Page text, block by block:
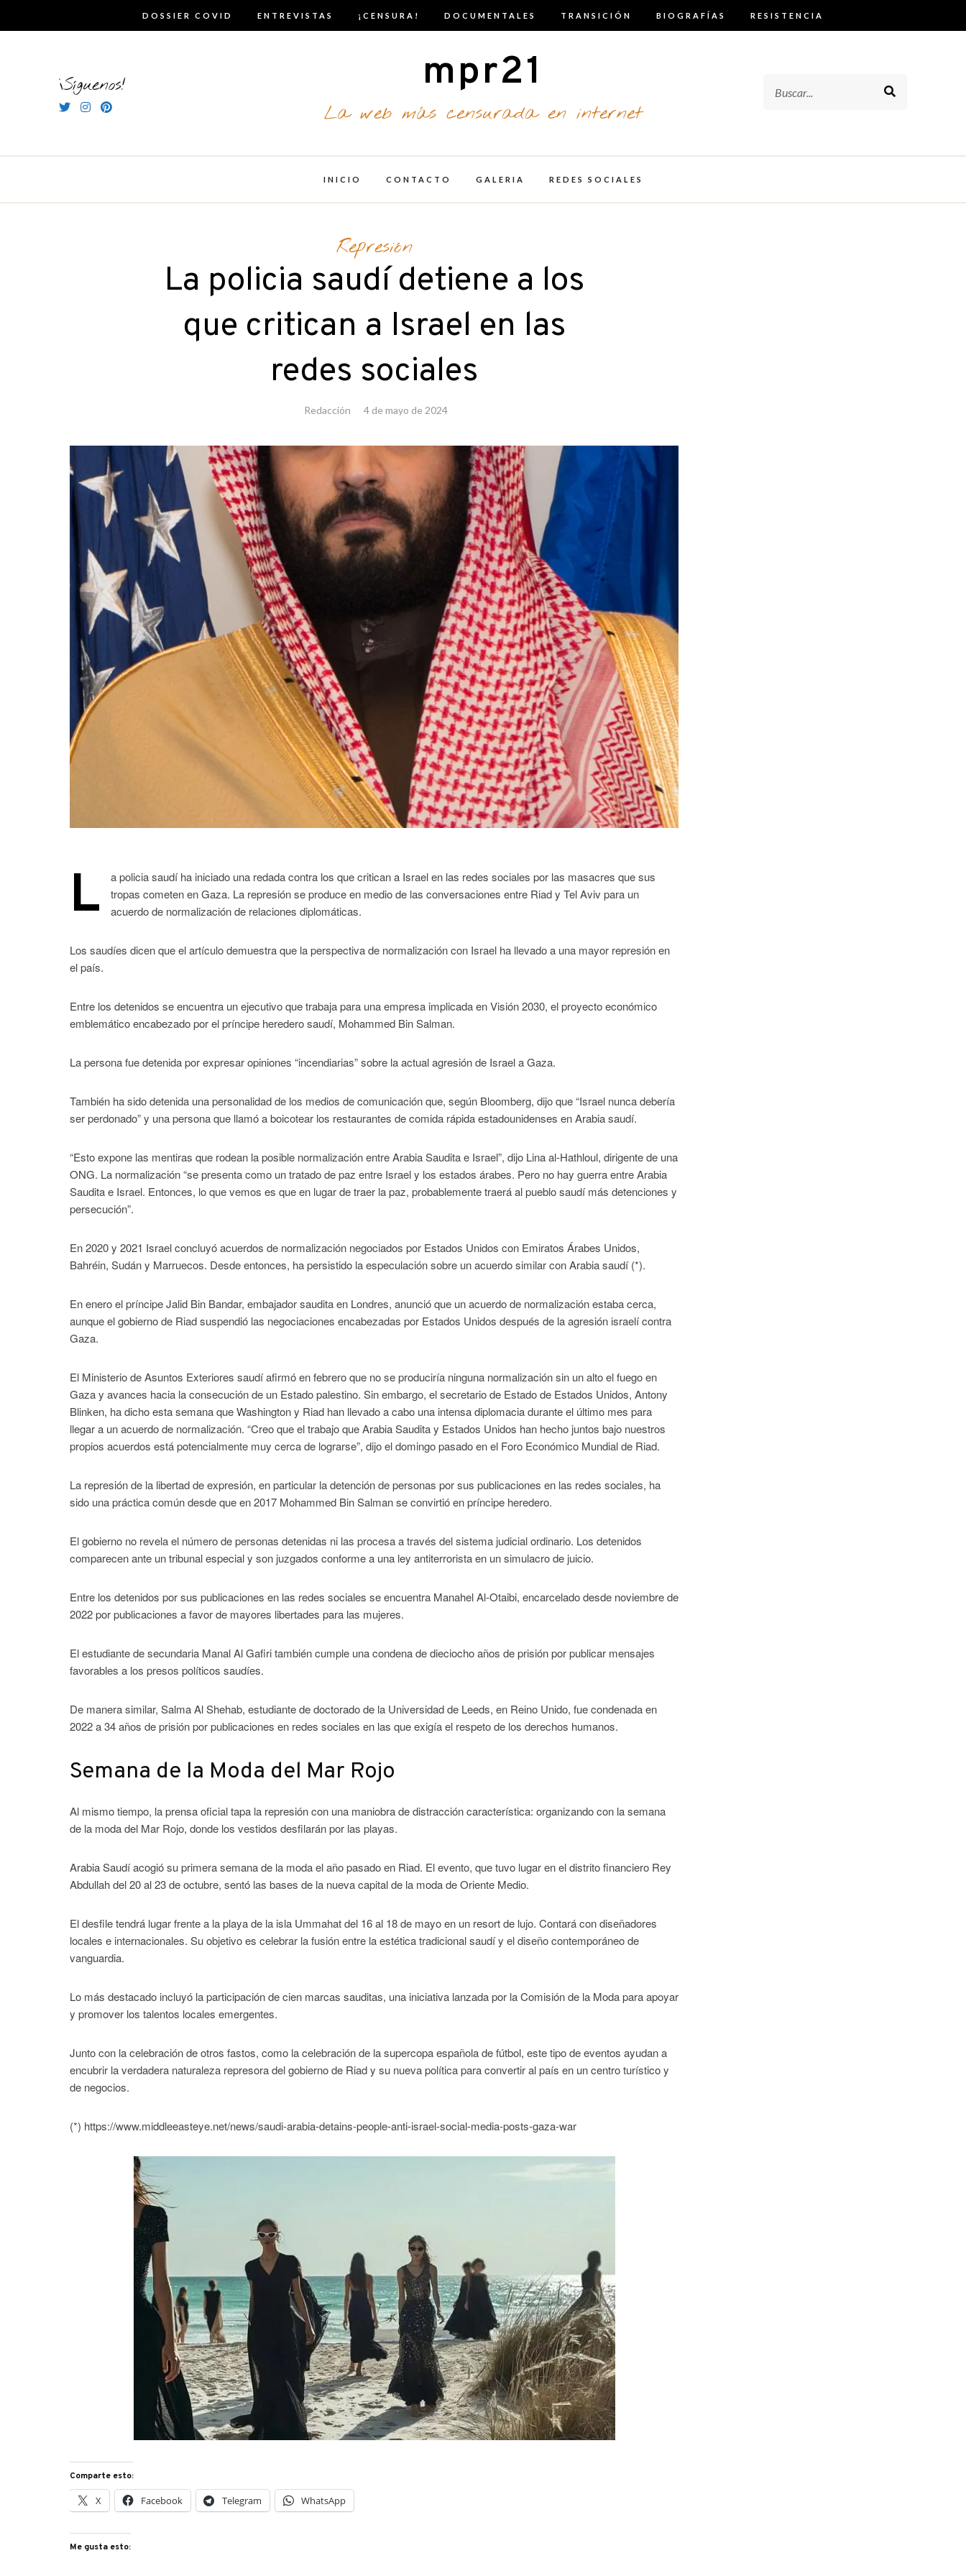
DOSSIER COVID ENTREVISTAS ¡CENSURA! DOCUMENTALES TRANSICIÓN BIOGRAFÍAS RESISTENCIA
¡Síguenos! mpr21
La web más censurada en internet
INICIO CONTACTO GALERIA REDES SOCIALES
Represión
La policia saudí detiene a los
que critican a Israel en las
redes sociales
Redacción 4 de mayo de 2024
L
a policia saudí ha iniciado una redada contra los que critican a Israel en las redes sociales por las masacres que sus
tropas cometen en Gaza. La represión se produce en medio de las conversaciones entre Riad y Tel Aviv para un
acuerdo de normalización de relaciones diplomáticas.
Los saudíes dicen que el artículo demuestra que la perspectiva de normalización con Israel ha llevado a una mayor represión en
el país.
Entre los detenidos se encuentra un ejecutivo que trabaja para una empresa implicada en Visión 2030, el proyecto económico
emblemático encabezado por el príncipe heredero saudí, Mohammed Bin Salman.
La persona fue detenida por expresar opiniones “incendiarias” sobre la actual agresión de Israel a Gaza.
También ha sido detenida una personalidad de los medios de comunicación que, según Bloomberg, dijo que “Israel nunca debería
ser perdonado” y una persona que llamó a boicotear los restaurantes de comida rápida estadounidenses en Arabia saudí.
“Esto expone las mentiras que rodean la posible normalización entre Arabia Saudita e Israel”, dijo Lina al-Hathloul, dirigente de una
ONG. La normalización “se presenta como un tratado de paz entre Israel y los estados árabes. Pero no hay guerra entre Arabia
Saudita e Israel. Entonces, lo que vemos es que en lugar de traer la paz, probablemente traerá al pueblo saudí más detenciones y
persecución”.
En 2020 y 2021 Israel concluyó acuerdos de normalización negociados por Estados Unidos con Emiratos Árabes Unidos,
Bahréin, Sudán y Marruecos. Desde entonces, ha persistido la especulación sobre un acuerdo similar con Arabia saudí (*).
En enero el príncipe Jalid Bin Bandar, embajador saudita en Londres, anunció que un acuerdo de normalización estaba cerca,
aunque el gobierno de Riad suspendió las negociaciones encabezadas por Estados Unidos después de la agresión israelí contra
Gaza.
El Ministerio de Asuntos Exteriores saudí afirmó en febrero que no se produciría ninguna normalización sin un alto el fuego en
Gaza y avances hacia la consecución de un Estado palestino. Sin embargo, el secretario de Estado de Estados Unidos, Antony
Blinken, ha dicho esta semana que Washington y Riad han llevado a cabo una intensa diplomacia durante el último mes para
llegar a un acuerdo de normalización. “Creo que el trabajo que Arabia Saudita y Estados Unidos han hecho juntos bajo nuestros
propios acuerdos está potencialmente muy cerca de lograrse”, dijo el domingo pasado en el Foro Económico Mundial de Riad.
La represión de la libertad de expresión, en particular la detención de personas por sus publicaciones en las redes sociales, ha
sido una práctica común desde que en 2017 Mohammed Bin Salman se convirtió en príncipe heredero.
El gobierno no revela el número de personas detenidas ni las procesa a través del sistema judicial ordinario. Los detenidos
comparecen ante un tribunal especial y son juzgados conforme a una ley antiterrorista en un simulacro de juicio.
Entre los detenidos por sus publicaciones en las redes sociales se encuentra Manahel Al-Otaibi, encarcelado desde noviembre de
2022 por publicaciones a favor de mayores libertades para las mujeres.
El estudiante de secundaria Manal Al Gafiri también cumple una condena de dieciocho años de prisión por publicar mensajes
favorables a los presos políticos saudíes.
De manera similar, Salma Al Shehab, estudiante de doctorado de la Universidad de Leeds, en Reino Unido, fue condenada en
2022 a 34 años de prisión por publicaciones en redes sociales en las que exigía el respeto de los derechos humanos.
Semana de la Moda del Mar Rojo
Al mismo tiempo, la prensa oficial tapa la represión con una maniobra de distracción característica: organizando con la semana
de la moda del Mar Rojo, donde los vestidos desfilarán por las playas.
Arabia Saudí acogió su primera semana de la moda el año pasado en Riad. El evento, que tuvo lugar en el distrito financiero Rey
Abdullah del 20 al 23 de octubre, sentó las bases de la nueva capital de la moda de Oriente Medio.
El desfile tendrá lugar frente a la playa de la isla Ummahat del 16 al 18 de mayo en un resort de lujo. Contará con diseñadores
locales e internacionales. Su objetivo es celebrar la fusión entre la estética tradicional saudí y el diseño contemporáneo de
vanguardia.
Lo más destacado incluyó la participación de cien marcas sauditas, una iniciativa lanzada por la Comisión de la Moda para apoyar
y promover los talentos locales emergentes.
Junto con la celebración de otros fastos, como la celebración de la supercopa española de fútbol, este tipo de eventos ayudan a
encubrir la verdadera naturaleza represora del gobierno de Riad y su nueva política para convertir al país en un centro turístico y
de negocios.
(*) https://www.middleeasteye.net/news/saudi-arabia-detains-people-anti-israel-social-media-posts-gaza-war
Comparte esto:
X Facebook Telegram WhatsApp
Me gusta esto: